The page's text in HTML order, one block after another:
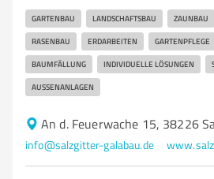
GARTENBAU LANDSCHAFTSBAU ZAUNBAU
RASENBAU ERDARBEITEN GARTENPFLEGE
BAUMFÄLLUNG INDIVIDUELLE LÖSUNGEN
AUSSENANLAGEN
An d. Feuerwache 15, 38226
info@salzgitter-galabau.de